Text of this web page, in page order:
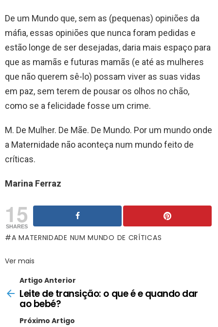
De um Mundo que, sem as (pequenas) opiniões da
máfia, essas opiniões que nunca foram pedidas e
estão longe de ser desejadas, daria mais espaço para
que as mamãs e futuras mamãs (e até as mulheres
que não querem sê-lo) possam viver as suas vidas
em paz, sem terem de pousar os olhos no chão,
como se a felicidade fosse um crime.
M. De Mulher. De Mãe. De Mundo. Por um mundo onde
a Maternidade não aconteça num mundo feito de
críticas.
Marina Ferraz
15
SHARES
A MATERNIDADE NUM MUNDO DE CRÍTICAS
Ver mais
Artigo Anterior
Leite de transição: o que é e quando dar
ao bebé?
Próximo Artigo